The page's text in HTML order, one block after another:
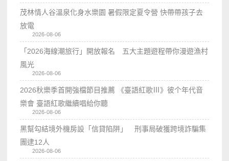
茂林情人谷溫泉化身水樂園 暑假限定夏令營 快帶帶孩子去
放電
2026-08-06
「2026海線潮旅行」開放報名 五大主題遊程帶你漫遊漁村
風光
2026-08-06
2026秋樂季首開強檔節目推薦 《臺語紅歌Ⅲ》彼个年代音
樂會 臺語紅歌繼續唱給你聽
2026-08-06
黑幫勾結境外機房設「信貸陷阱」 刑事局破獲跨境詐騙集
團逮12人
2026-08-06